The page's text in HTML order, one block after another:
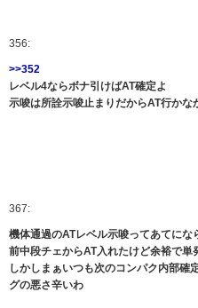
356:
>>352
レベル4ならボナ引けばAT確定よ
示唆は所詮示唆止まりだからAT行かな
367:
機体通過のATレベル示唆ってあてに
前中段チェからAT入れたけど余裕で単
しかしまぁいつも次のコンパク内部確
グの悪さ辛いわ